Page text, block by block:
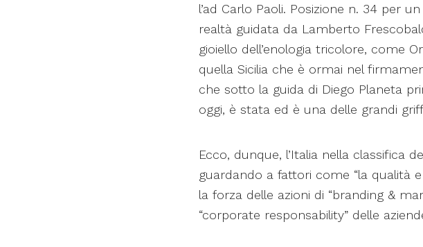
l’ad Carlo Paoli. Posizione n. 34 per
realtà guidata da Lamberto
gioiello dell’enologia tricolore, come
quella Sicilia che è ormai nel
che sotto la guida di Diego Planeta
oggi, è stata ed è una delle grandi
Ecco, dunque, l’Italia nella classifica
guardando a fattori come “la qualità
la forza delle azioni di “branding &
“corporate responsability” delle